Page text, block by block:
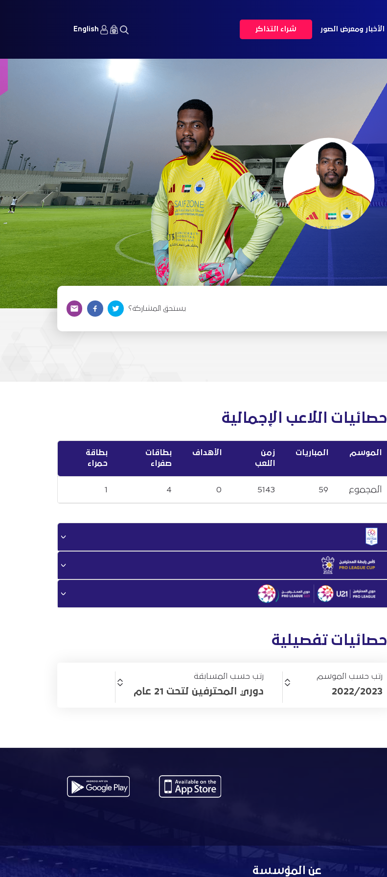
الأخبار ومعرض الصور شراء التذاكر English
يستحق المشاركة؟
احصائيات اللاعب الإجمالية
الموسم المباريات
زمن
اللعب
الأهداف
بطاقات
صفراء
بطاقة
حمراء
المجموع 59
5143
0
4
1
احصائيات تفصيلية
رتب حسب الموسم
2022/2023
رتب حسب المسابقة
دوري المحترفين لتحت 21 عام
عن المؤسسة